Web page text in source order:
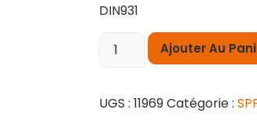
DIN931
Ajouter Au
UGS : 11969Catégorie :